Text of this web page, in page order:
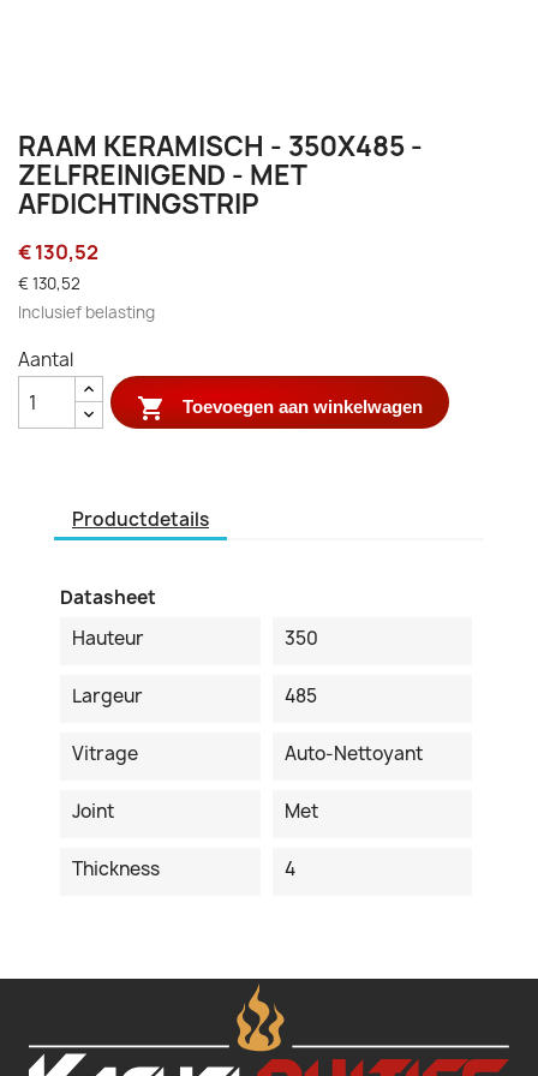
RAAM KERAMISCH - 350X485 -
ZELFREINIGEND - MET
AFDICHTINGSTRIP
€ 130,52
€ 130,52
Inclusief belasting
Aantal
 Toevoegen aan winkelwagen
Productdetails
Datasheet
Hauteur
350
Largeur 485
Vitrage Auto-Nettoyant
Joint Met
Thickness 4